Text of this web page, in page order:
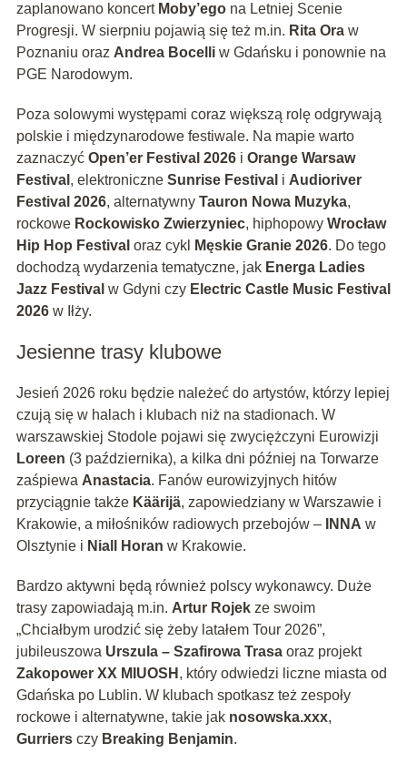
zaplanowano koncert Moby’egona Letniej Scenie
Progresji. W sierpniu pojawią się też m.in. Rita Oraw
Poznaniu oraz Andrea Bocelliw Gdańsku i ponownie na
PGE Narodowym.
Poza solowymi występami coraz większą rolę odgrywają
polskie i międzynarodowe festiwale. Na mapie warto
zaznaczyć Open’er Festival 2026i Orange Warsaw
Festival , elektroniczne Sunrise Festival i Audioriver
Festival 2026, alternatywny Tauron Nowa Muzyka,
rockowe Rockowisko Zwierzyniec, hiphopowy Wrocław
Hip Hop Festival oraz cykl Męskie Granie 2026. Do tego
dochodzą wydarzenia tematyczne, jak Energa Ladies
Jazz Festival w Gdyni czy Electric Castle Music Festival
2026w Iłży.
Jesienne trasy klubowe
Jesień 2026 roku będzie należeć do artystów, którzy lepiej
czują się w halach i klubach niż na stadionach. W
warszawskiej Stodole pojawi się zwyciężczyni Eurowizji
Loreen (3 października), a kilka dni później na Torwarze
zaśpiewa Anastacia. Fanów eurowizyjnych hitów
przyciągnie także Käärijä, zapowiedziany w Warszawie i
Krakowie, a miłośników radiowych przebojów –
INNA w
Olsztynie i Niall Horan w Krakowie.
Bardzo aktywni będą również polscy wykonawcy. Duże
trasy zapowiadają m.in. Artur Rojekze swoim
„Chciałbym urodzić się żeby latałem Tour 2026”,
jubileuszowa Urszula – Szafirowa Trasaoraz projekt
Zakopower XX MIUOSH , który odwiedzi liczne miasta od
Gdańska po Lublin. W klubach spotkasz też zespoły
rockowe i alternatywne, takie jak nosowska.xxx,
Gurriersczy Breaking Benjamin.